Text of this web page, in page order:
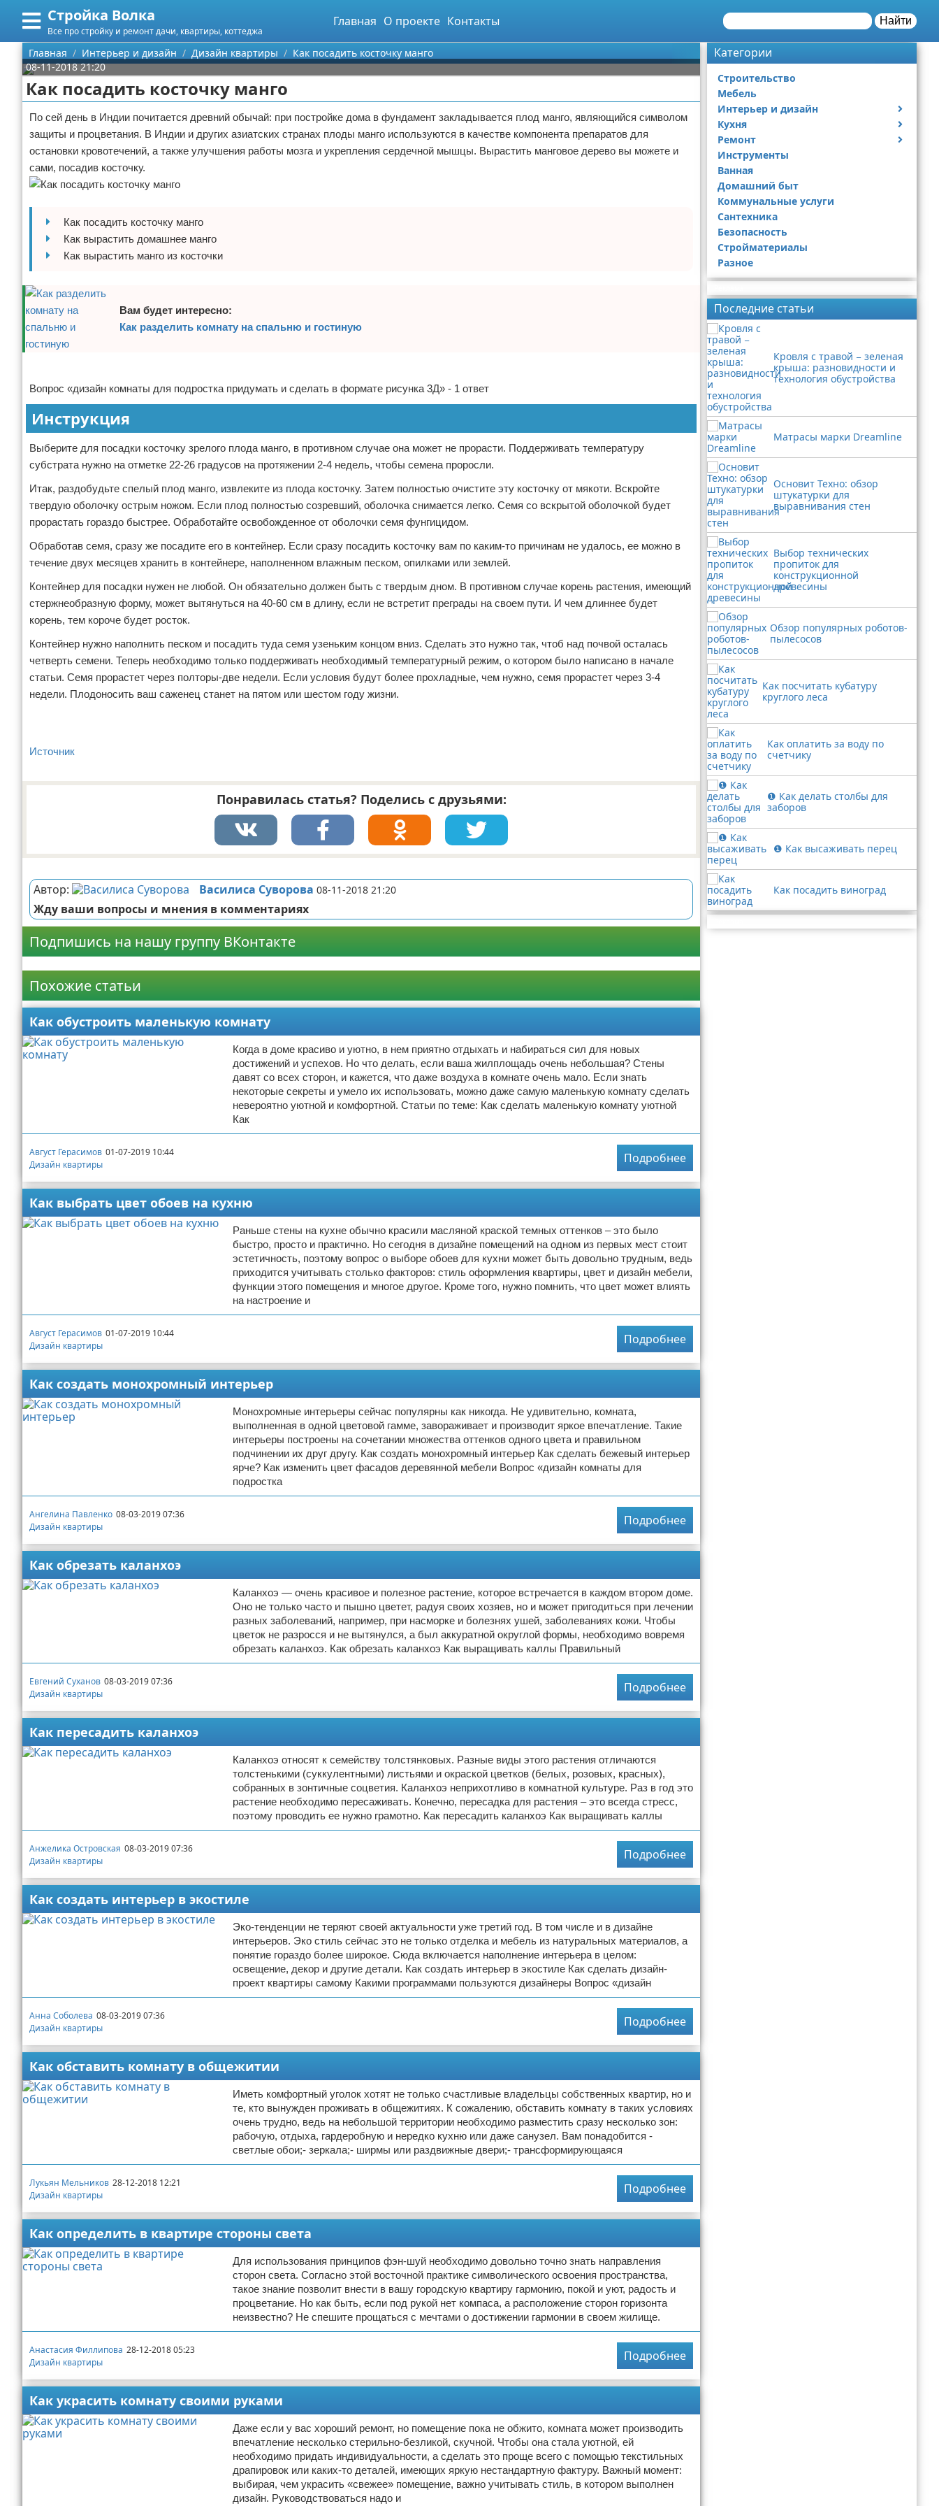
Стройка Волка
Все про стройку и ремонт дачи, квартиры, коттеджа
Главная О проекте Контакты Найти
Меню
Главная
Категории
Строительство
Мебель
Интерьер и дизайн
Дизайн дачи
Дизайн квартиры
Кухня
Посуда
Ремонт
Ремонт дачи
Ремонт квартиры
Инструменты
Ванная
Домашний быт
Сантехника
Безопасность
Стройматериалы
Разное
Поиск
О проекте
Контакты
Сотрудничество
Размещение рекламы
Для правообладателей
Условия предоставления информации
Отказ от ответственности
Главная Интерьер и дизайн Дизайн квартиры
Как посадить косточку манго
08-11-2018 21:20
Как посадить косточку манго
По сей день в Индии почитается древний обычай: при постройке дома в фундамент закладывается плод манго, являющийся символом
защиты и процветания. В Индии и других азиатских странах плоды манго используются в качестве компонента препаратов для
остановки кровотечений, а также улучшения работы мозга и укрепления сердечной мышцы. Вырастить манговое дерево вы можете и
сами, посадив косточку.
Как посадить косточку манго
Как вырастить домашнее манго
Как вырастить манго из косточки
Вам будет интересно:
Как разделить комнату на спальню и гостиную
Вопрос «дизайн комнаты для подростка придумать и сделать в формате рисунка 3Д» - 1 ответ
Инструкция
Выберите для посадки косточку зрелого плода манго, в противном случае она может не прорасти. Поддерживать температуру
субстрата нужно на отметке 22-26 градусов на протяжении 2-4 недель, чтобы семена проросли.
Итак, раздобудьте спелый плод манго, извлеките из плода косточку. Затем полностью очистите эту косточку от мякоти. Вскройте
твердую оболочку острым ножом. Если плод полностью созревший, оболочка снимается легко. Семя со вскрытой оболочкой будет
прорастать гораздо быстрее. Обработайте освобожденное от оболочки семя фунгицидом.
Обработав семя, сразу же посадите его в контейнер. Если сразу посадить косточку вам по каким-то причинам не удалось, ее можно в
течение двух месяцев хранить в контейнере, наполненном влажным песком, опилками или землей.
Контейнер для посадки нужен не любой. Он обязательно должен быть с твердым дном. В противном случае корень растения, имеющий
стержнеобразную форму, может вытянуться на 40-60 см в длину, если не встретит преграды на своем пути. И чем длиннее будет
корень, тем короче будет росток.
Контейнер нужно наполнить песком и посадить туда семя узеньким концом вниз. Сделать это нужно так, чтоб над почвой осталась
четверть семени. Теперь необходимо только поддерживать необходимый температурный режим, о котором было написано в начале
статьи. Семя прорастет через полторы-две недели. Если условия будут более прохладные, чем нужно, семя прорастет через 3-4
недели. Плодоносить ваш саженец станет на пятом или шестом году жизни.
Источник
Понравилась статья? Поделись с друзьями:
Автор: Василиса Суворова 08-11-2018 21:20
Жду ваши вопросы и мнения в комментариях
Подпишись на нашу группу ВКонтакте
Похожие статьи
Как обустроить маленькую комнату
Когда в доме красиво и уютно, в нем приятно отдыхать и набираться сил для новых
достижений и успехов. Но что делать, если ваша жилплощадь очень небольшая? Стены
давят со всех сторон, и кажется, что даже воздуха в комнате очень мало. Если знать
некоторые секреты и умело их использовать, можно даже самую маленькую комнату сделать
невероятно уютной и комфортной. Статьи по теме: Как сделать маленькую комнату уютной
Как
Август Герасимов 01-07-2019 10:44
Дизайн квартиры
Подробнее
Как выбрать цвет обоев на кухню
Раньше стены на кухне обычно красили масляной краской темных оттенков – это было
быстро, просто и практично. Но сегодня в дизайне помещений на одном из первых мест стоит
эстетичность, поэтому вопрос о выборе обоев для кухни может быть довольно трудным, ведь
приходится учитывать столько факторов: стиль оформления квартиры, цвет и дизайн мебели,
функции этого помещения и многое другое. Кроме того, нужно помнить, что цвет может влиять
на настроение и
Август Герасимов 01-07-2019 10:44
Дизайн квартиры
Подробнее
Как создать монохромный интерьер
Монохромные интерьеры сейчас популярны как никогда. Не удивительно, комната,
выполненная в одной цветовой гамме, завораживает и производит яркое впечатление. Такие
интерьеры построены на сочетании множества оттенков одного цвета и правильном
подчинении их друг другу. Как создать монохромный интерьер Как сделать бежевый интерьер
ярче? Как изменить цвет фасадов деревянной мебели Вопрос «дизайн комнаты для
подростка
Ангелина Павленко 08-03-2019 07:36
Дизайн квартиры
Подробнее
Как обрезать каланхоэ
Каланхоэ — очень красивое и полезное растение, которое встречается в каждом втором доме.
Оно не только часто и пышно цветет, радуя своих хозяев, но и может пригодиться при лечении
разных заболеваний, например, при насморке и болезнях ушей, заболеваниях кожи. Чтобы
цветок не разросся и не вытянулся, а был аккуратной округлой формы, необходимо вовремя
обрезать каланхоэ. Как обрезать каланхоэ Как выращивать каллы Правильный
Евгений Суханов 08-03-2019 07:36
Дизайн квартиры
Подробнее
Как пересадить каланхоэ
Каланхоэ относят к семейству толстянковых. Разные виды этого растения отличаются
толстенькими (суккулентными) листьями и окраской цветков (белых, розовых, красных),
собранных в зонтичные соцветия. Каланхоэ неприхотливо в комнатной культуре. Раз в год это
растение необходимо пересаживать. Конечно, пересадка для растения – это всегда стресс,
поэтому проводить ее нужно грамотно. Как пересадить каланхоэ Как выращивать каллы
Анжелика Островская 08-03-2019 07:36
Дизайн квартиры
Подробнее
Как создать интерьер в экостиле
Эко-тенденции не теряют своей актуальности уже третий год. В том числе и в дизайне
интерьеров. Эко стиль сейчас это не только отделка и мебель из натуральных материалов, а
понятие гораздо более широкое. Сюда включается наполнение интерьера в целом:
освещение, декор и другие детали. Как создать интерьер в экостиле Как сделать дизайн-
проект квартиры самому Какими программами пользуются дизайнеры Вопрос «дизайн
Анна Соболева 08-03-2019 07:36
Дизайн квартиры
Подробнее
Как обставить комнату в общежитии
Иметь комфортный уголок хотят не только счастливые владельцы собственных квартир, но и
те, кто вынужден проживать в общежитиях. К сожалению, обставить комнату в таких условиях
очень трудно, ведь на небольшой территории необходимо разместить сразу несколько зон:
рабочую, отдыха, гардеробную и нередко кухню или даже санузел. Вам понадобится -
светлые обои;- зеркала;- ширмы или раздвижные двери;- трансформирующаяся
Лукьян Мельников 28-12-2018 12:21
Дизайн квартиры
Подробнее
Как определить в квартире стороны света
Для использования принципов фэн-шуй необходимо довольно точно знать направления
сторон света. Согласно этой восточной практике символического освоения пространства,
такое знание позволит внести в вашу городскую квартиру гармонию, покой и уют, радость и
процветание. Но как быть, если под рукой нет компаса, а расположение сторон горизонта
неизвестно? Не спешите прощаться с мечтами о достижении гармонии в своем жилище.
Анастасия Филлипова 28-12-2018 05:23
Дизайн квартиры
Подробнее
Как украсить комнату своими руками
Даже если у вас хороший ремонт, но помещение пока не обжито, комната может производить
впечатление несколько стерильно-безликой, скучной. Чтобы она стала уютной, ей
необходимо придать индивидуальности, а сделать это проще всего с помощью текстильных
драпировок или каких-то деталей, имеющих яркую нестандартную фактуру. Важный момент:
выбирая, чем украсить «свежее» помещение, важно учитывать стиль, в котором выполнен
дизайн. Руководствоваться надо и
Категории
Строительство
Мебель
Интерьер и дизайн
Дизайн дачи
Дизайн квартиры
Кухня
Посуда
Ремонт
Ремонт дачи
Ремонт квартиры
Инструменты
Ванная
Домашний быт
Коммунальные услуги
Сантехника
Безопасность
Стройматериалы
Разное
Последние статьи
Кровля с травой − зеленая
крыша: разновидности и
технология обустройства
Матрасы марки Dreamline
Основит Техно: обзор
штукатурки для
выравнивания стен
Выбор технических
пропиток для
конструкционной
древесины
Обзор популярных роботов-
пылесосов
Как посчитать кубатуру
круглого леса
Как оплатить за воду по
счетчику
❶ Как делать столбы для
заборов
❶ Как высаживать перец
Как посадить виноград